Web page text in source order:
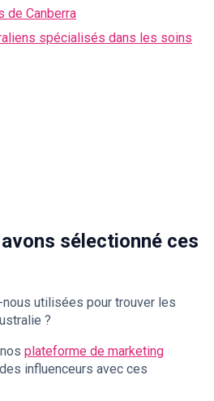
de Canberra
spécialisés dans les soins
sélectionné ces
utilisées pour trouver les
?
plateforme de marketing
influenceurs avec ces